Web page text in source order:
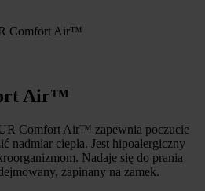
Air™
Comfort Air™ zapewnia poczucie
nadmiar ciepła. Jest hipoalergiczny
Nadaje się do prania
zapinany na zamek.